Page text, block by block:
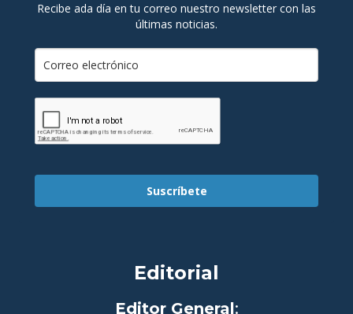
Recibe ada día en tu correo nuestro newsletter con las
últimas noticias.
Suscríbete
Editorial
Editor General: